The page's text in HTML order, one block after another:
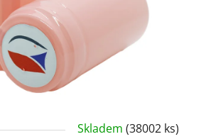
Skladem (38002 ks)